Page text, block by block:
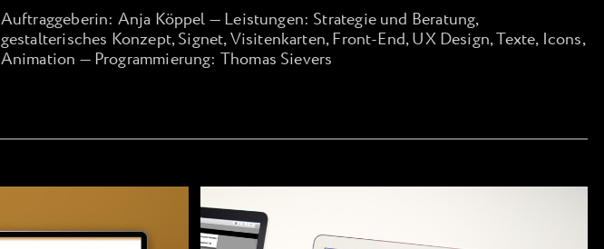
Auftraggeberin: Anja Köppel — Leistungen: Strategie und Beratung,
gestalterisches Konzept, Signet, Visitenkarten, Front-End, UX Design, Texte, Icons,
Animation — Programmierung: Thomas Sievers